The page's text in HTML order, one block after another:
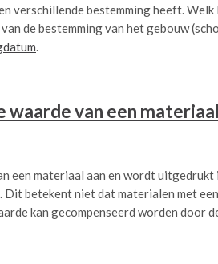
bestemming heeft. Welk
de bestemming van het gebouw
.
waarde van een materiaal
een materiaal aan en wordt
betekent niet dat materialen met
kan gecompenseerd worden door